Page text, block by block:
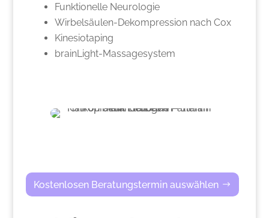
Funktionelle Neurologie
Wirbelsäulen-Dekompression nach Cox
Kinesiotaping
brainLight-Massagesystem
Kostenlosen Beratungstermin auswählen